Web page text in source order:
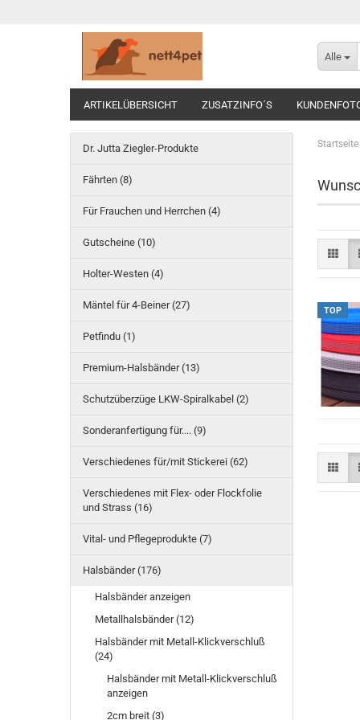
Alle
ARTIKELÜBERSICHT ZUSATZINFO´S
Startseite
TOP
Dr. Jutta Ziegler-Produkte
Fährten (8)
Für Frauchen und Herrchen (4)
Gutscheine (10)
Holter-Westen (4)
Mäntel für 4-Beiner (27)
Petfindu (1)
Premium-Halsbänder (13)
Schutzüberzüge LKW-Spiralkabel (2)
Sonderanfertigung für.... (9)
Verschiedenes für/mit Stickerei (62)
Verschiedenes mit Flex- oder Flockfolie
und Strass (16)
Vital- und Pflegeprodukte (7)
Halsbänder (176)
Halsbänder anzeigen
Metallhalsbänder (12)
Halsbänder mit Metall-Klickverschluß
(24)
Halsbänder mit Metall-Klickverschluß
anzeigen
2cm breit (3)